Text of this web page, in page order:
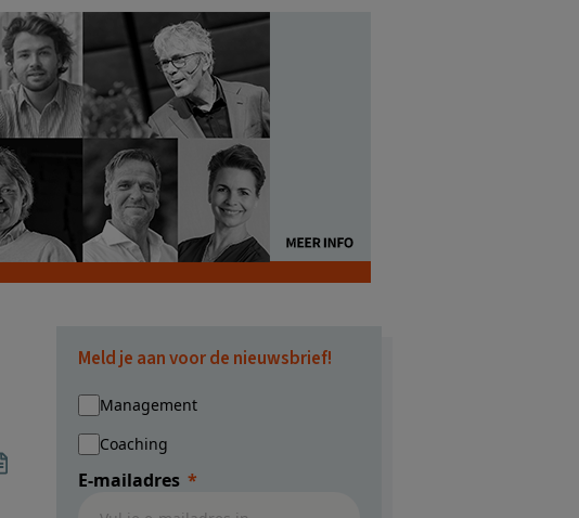
Meld je aan voor de nieuwsbrief!
Management
Coaching
E-mailadres